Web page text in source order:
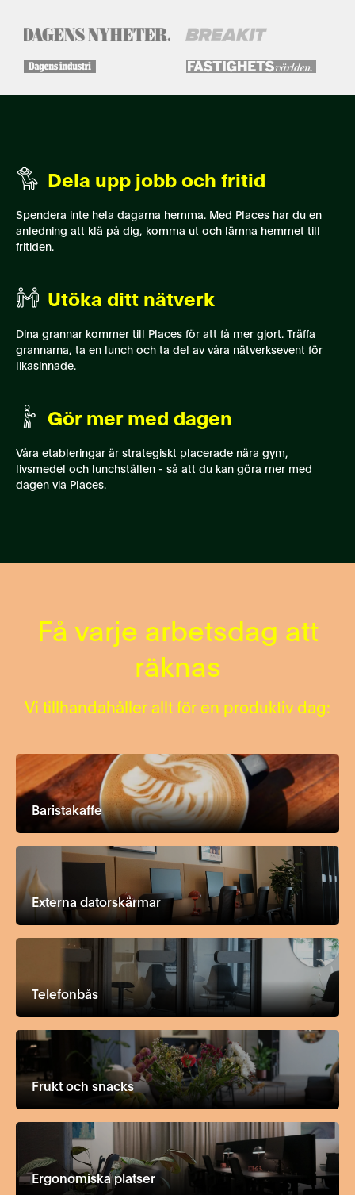
Dela upp jobb och fritid
Spendera inte hela dagarna hemma. Med Places har du en
anledning att klä på dig, komma ut och lämna hemmet till
fritiden.
Utöka ditt nätverk
Dina grannar kommer till Places för att få mer gjort. Träffa
grannarna, ta en lunch och ta del av våra nätverksevent för
likasinnade.
Gör mer med dagen
Våra etableringar är strategiskt placerade nära gym,
livsmedel och lunchställen - så att du kan göra mer med
dagen via Places.
Få varje arbetsdag att
räknas
Vi tillhandahåller allt för en produktiv dag:
Baristakaffe
Externa datorskärmar
Telefonbås
Frukt och snacks
Ergonomiska platser